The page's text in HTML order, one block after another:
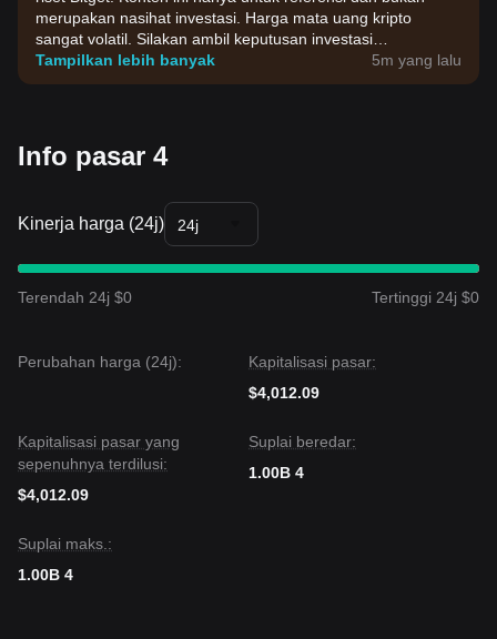
merupakan nasihat investasi. Harga mata uang kripto
sangat volatil. Silakan ambil keputusan investasi
berdasarkan tingkat toleransi risiko kamu sendiri.
Tampilkan lebih banyak 5m yang lalu
Info pasar 4
Kinerja harga (24j) 24j
Terendah 24j $0 Tertinggi 24j $0
Perubahan harga (24j):
Kapitalisasi pasar:
$4,012.09
Kapitalisasi pasar yang
sepenuhnya terdilusi:
$4,012.09
Suplai beredar:
1.00B 4
Suplai maks.:
1.00B 4